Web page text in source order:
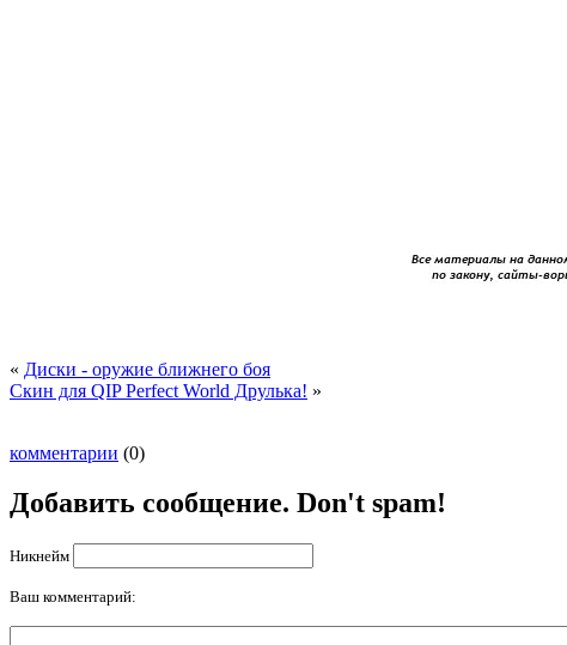
« Диски - оружие ближнего боя
Скин для QIP Perfect World Друлька! »
комментарии (0)
Добавить сообщение. Don't spam!
Никнейм
Ваш комментарий: